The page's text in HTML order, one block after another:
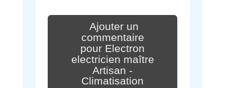
Ajouter un
commentaire
pour Electron
electricien maître
Artisan -
Climatisation